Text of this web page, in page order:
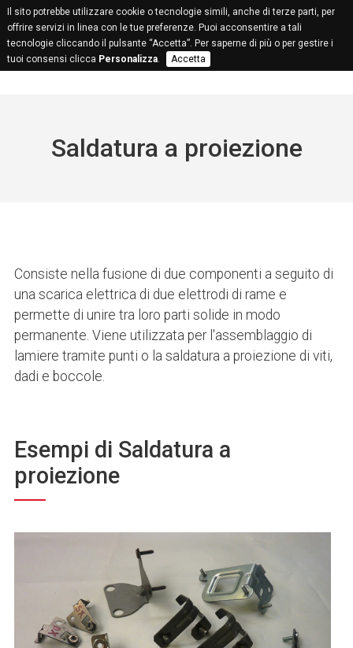
Saldatura a proiezione
Consiste nella fusione di due componenti a seguito di
una scarica elettrica di due elettrodi di rame e
permette di unire tra loro parti solide in modo
permanente. Viene utilizzata per l'assemblaggio di
lamiere tramite punti o la saldatura a proiezione di viti,
dadi e boccole.
Esempi di Saldatura a
proiezione
Il sito potrebbe utilizzare cookie o tecnologie simili, anche di terze parti, per
offrire servizi in linea con le tue preferenze. Puoi acconsentire a tali
tecnologie cliccando il pulsante “Accetta”. Per saperne di più o per gestire i
tuoi consensi clicca Personalizza. Accetta